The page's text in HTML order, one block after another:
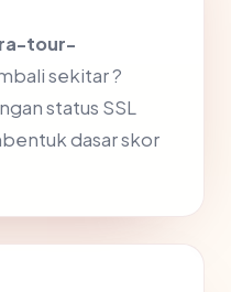
tour-
sekitar ?
status SSL
dasar skor